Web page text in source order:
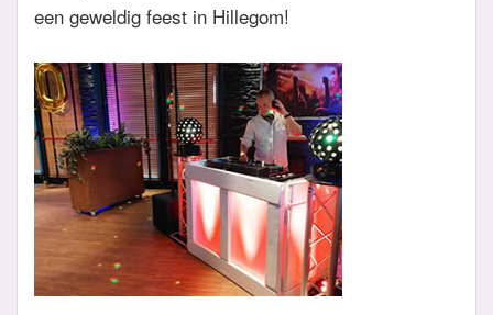
een geweldig feest in Hillegom!